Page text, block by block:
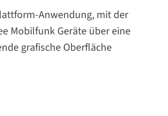
Anwendung, mit der
Mobilfunk Geräte über eine
grafische Oberfläche